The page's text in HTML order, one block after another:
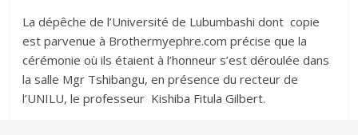
La dépêche de l’Université de Lubumbashi dont copie
est parvenue à Brothermyephre.com précise que la
cérémonie où ils étaient à l’honneur s’est déroulée dans
la salle Mgr Tshibangu, en présence du recteur de
l’UNILU, le professeur Kishiba Fitula Gilbert.